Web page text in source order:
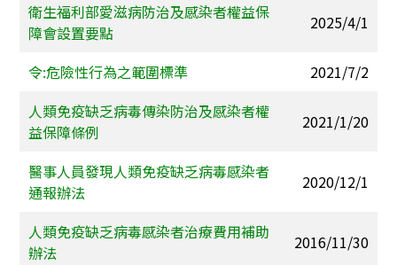
衛生福利部愛滋病防治及感染者權益保
障會設置要點
2025/4/1
令:危險性行為之範圍標準
2021/7/2
人類免疫缺乏病毒傳染防治及感染者權
益保障條例
2021/1/20
醫事人員發現人類免疫缺乏病毒感染者
通報辦法
2020/12/1
人類免疫缺乏病毒感染者治療費用補助
辦法
2016/11/30